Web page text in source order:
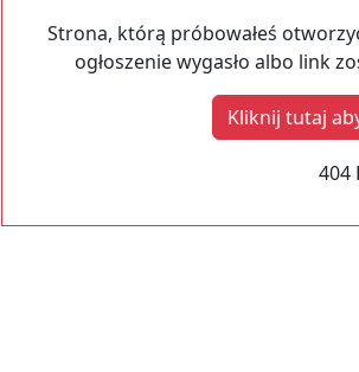
Strona, którą próbowałeś
ogłoszenie wygasło albo link
Kliknij tutaj
404